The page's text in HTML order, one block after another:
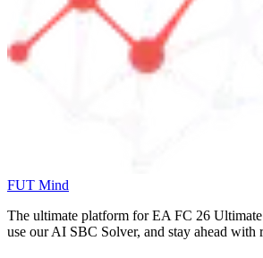
FUT Mind
The ultimate platform for EA FC 26
use our AI SBC Solver, and stay ahead with